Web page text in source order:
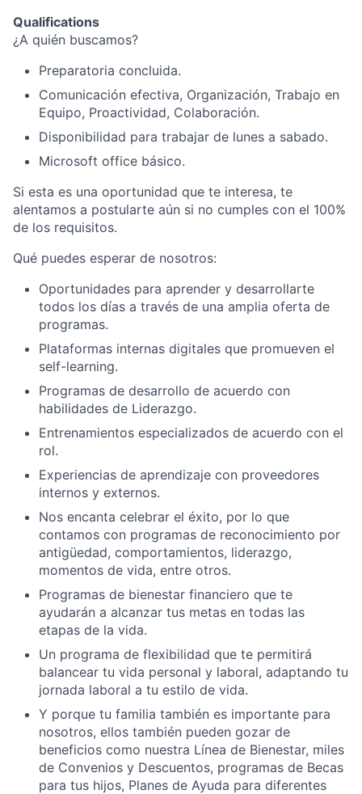
Qualifications
¿A quién buscamos?
Preparatoria concluida.
Comunicación efectiva, Organización, Trabajo en
Equipo, Proactividad, Colaboración.
Disponibilidad para trabajar de lunes a sabado.
Microsoft office básico.
Si esta es una oportunidad que te interesa, te
alentamos a postularte aún si no cumples con el 100%
de los requisitos.
Qué puedes esperar de nosotros:
Oportunidades para aprender y desarrollarte
todos los días a través de una amplia oferta de
programas.
Plataformas internas digitales que promueven el
self-learning.
Programas de desarrollo de acuerdo con
habilidades de Liderazgo.
Entrenamientos especializados de acuerdo con el
rol.
Experiencias de aprendizaje con proveedores
internos y externos.
Nos encanta celebrar el éxito, por lo que
contamos con programas de reconocimiento por
antigüedad, comportamientos, liderazgo,
momentos de vida, entre otros.
Programas de bienestar financiero que te
ayudarán a alcanzar tus metas en todas las
etapas de la vida.
Un programa de flexibilidad que te permitirá
balancear tu vida personal y laboral, adaptando tu
jornada laboral a tu estilo de vida.
Y porque tu familia también es importante para
nosotros, ellos también pueden gozar de
beneficios como nuestra Línea de Bienestar, miles
de Convenios y Descuentos, programas de Becas
para tus hijos, Planes de Ayuda para diferentes